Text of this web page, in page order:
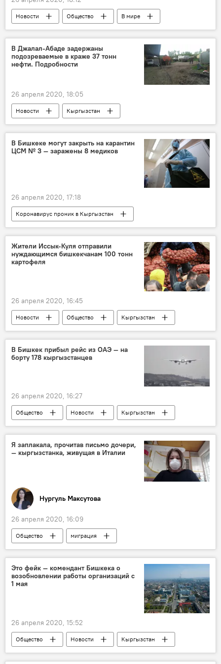
Новости Общество
В мире
Культура
фото
Мультимедиа
конкурс
В Джалал-Абаде задержаны
подозреваемые в краже 37 тонн
нефти. Подробности
26 апреля 2020, 18:05
Новости
Кыргызстан
Происшествия
Ноокенский район
нефть
задержание
кража
милиция
В Бишкеке могут закрыть на карантин
ЦСМ № 3 — заражены 8 медиков
26 апреля 2020, 17:18
Коронавирус проник в Кыргызстан
Коронавирус в Кыргызстане
Новости
Общество
Кыргызстан
Коронавирус - 2020
ЦСМ
медики
Жители Иссык-Куля отправили
нуждающимся бишкекчанам 100 тонн
картофеля
26 апреля 2020, 16:45
Новости Общество
Кыргызстан
Коронавирус - 2020
Иссык-Кульская область
помощь
население
В Бишкек прибыл рейс из ОАЭ — на
борту 178 кыргызстанцев
26 апреля 2020, 16:27
Общество Новости Кыргызстан
Я заплакала, прочитав письмо дочери,
— кыргызстанка, живущая в Италии
Нургуль Максутова
26 апреля 2020, 16:09
Общество
миграция
Распространение нового коронавируса COVID-19 в мире
Италия
коронавирус Кыргызстан
Это фейк — комендант Бишкека о
возобновлении работы организаций с
1 мая
26 апреля 2020, 15:52
Общество Новости
Кыргызстан
Бишкек
фейк
работа